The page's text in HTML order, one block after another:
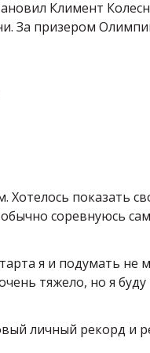
Климент
За призером
Хотелось показать
соревнуюсь сам
я и подумать не
тяжело, но я
личный рекорд